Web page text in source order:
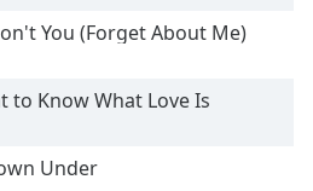
You (Forget About Me)
to Know What Love Is
Under